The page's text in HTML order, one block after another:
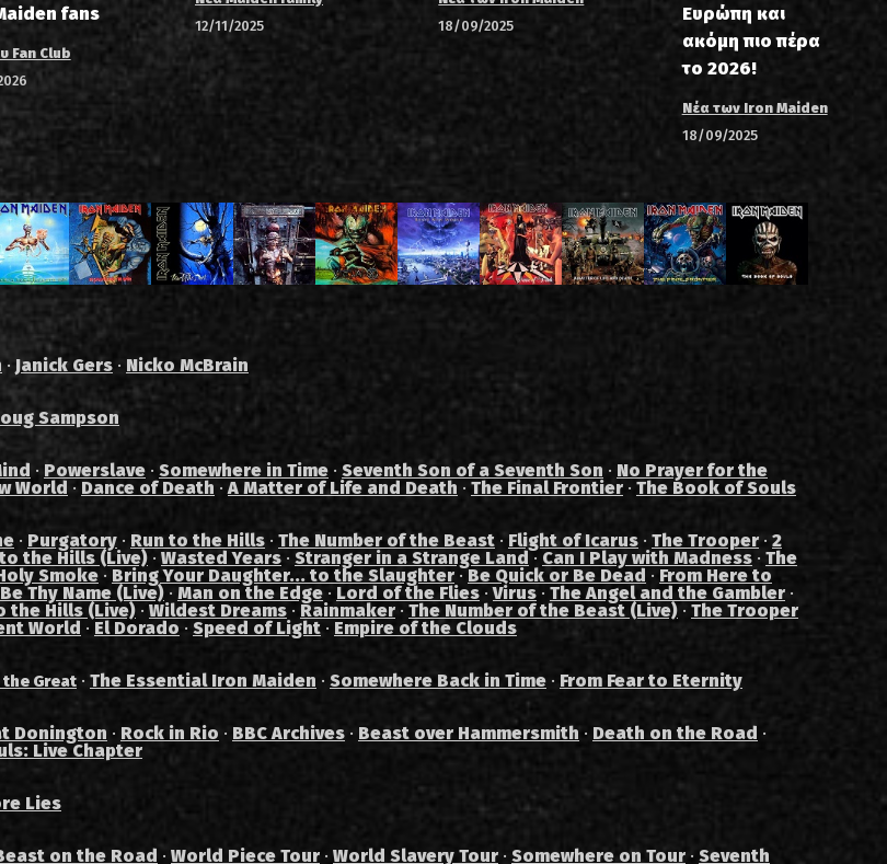
fans
Fan Club
12/11/2025
18/09/2025
Ευρώπη και
ακόμη πιο πέρα
το 2026!
Νέα των Iron Maiden
18/09/2025
· Janick Gers · Nicko McBrain
Sampson
· Powerslave · Somewhere in Time · Seventh Son of a Seventh Son · No Prayer for the
World · Dance of Death ·A Matter of Life and Death · The Final Frontier · The Book of Souls
· Purgatory · Run to the Hills · The Number of the Beast · Flight of Icarus · The Trooper · 2
the Hills (Live) · Wasted Years · Stranger in a Strange Land · Can I Play with Madness · The
Smoke · Bring Your Daughter... to the Slaughter · Be Quick or Be Dead · From Here to
Thy Name (Live) · Man on the Edge · Lord of the Flies ·Virus · The Angel and the Gambler ·
the Hills (Live) · Wildest Dreams · Rainmaker · The Number of the Beast (Live) · The Trooper
World · El Dorado · Speed of Light · Empire of the Clouds
the Great · The Essential Iron Maiden · Somewhere Back in Time · From Fear to Eternity
Donington · Rock in Rio · BBC Archives · Beast over Hammersmith · Death on the Road ·
Live Chapter
Lies
on the Road · World Piece Tour · World Slavery Tour · Somewhere on Tour · Seventh